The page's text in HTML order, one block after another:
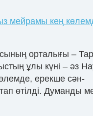
мейрамы кең
орталығы –
ұлы күні – әз
ерекше сән-
өтілді. Думанды